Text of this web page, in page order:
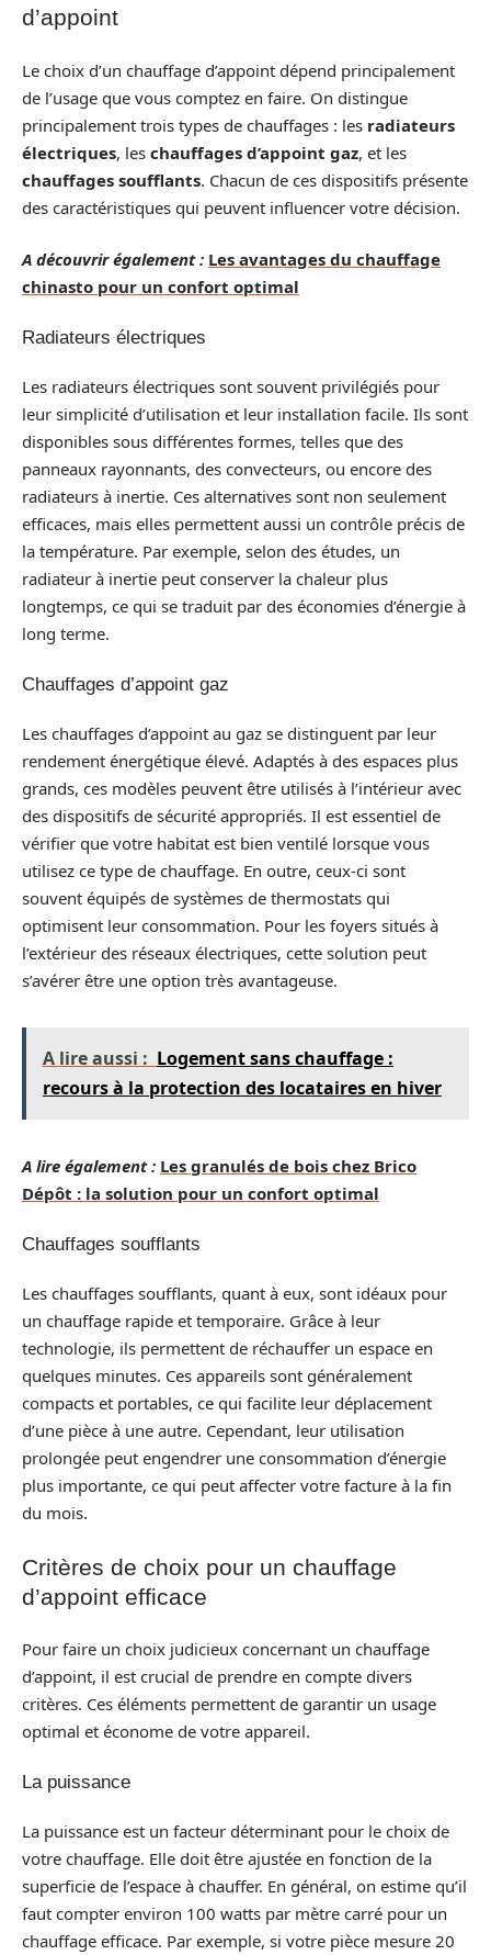
d’appoint
Le choix d’un chauffage d’appoint dépend principalement
de l’usage que vous comptez en faire. On distingue
principalement trois types de chauffages : les radiateurs
électriques, les chauffages d’appoint gaz, et les
chauffages soufflants. Chacun de ces dispositifs présente
des caractéristiques qui peuvent influencer votre décision.
A découvrir également : Les avantages du chauffage
chinasto pour un confort optimal
Radiateurs électriques
Les radiateurs électriques sont souvent privilégiés pour
leur simplicité d’utilisation et leur installation facile. Ils sont
disponibles sous différentes formes, telles que des
panneaux rayonnants, des convecteurs, ou encore des
radiateurs à inertie. Ces alternatives sont non seulement
efficaces, mais elles permettent aussi un contrôle précis de
la température. Par exemple, selon des études, un
radiateur à inertie peut conserver la chaleur plus
longtemps, ce qui se traduit par des économies d’énergie à
long terme.
Chauffages d’appoint gaz
Les chauffages d’appoint au gaz se distinguent par leur
rendement énergétique élevé. Adaptés à des espaces plus
grands, ces modèles peuvent être utilisés à l’intérieur avec
des dispositifs de sécurité appropriés. Il est essentiel de
vérifier que votre habitat est bien ventilé lorsque vous
utilisez ce type de chauffage. En outre, ceux-ci sont
souvent équipés de systèmes de thermostats qui
optimisent leur consommation. Pour les foyers situés à
l’extérieur des réseaux électriques, cette solution peut
s’avérer être une option très avantageuse.
A lire aussi : Logement sans chauffage :
recours à la protection des locataires en hiver
A lire également : Les granulés de bois chez Brico
Dépôt : la solution pour un confort optimal
Chauffages soufflants
Les chauffages soufflants, quant à eux, sont idéaux pour
un chauffage rapide et temporaire. Grâce à leur
technologie, ils permettent de réchauffer un espace en
quelques minutes. Ces appareils sont généralement
compacts et portables, ce qui facilite leur déplacement
d’une pièce à une autre. Cependant, leur utilisation
prolongée peut engendrer une consommation d’énergie
plus importante, ce qui peut affecter votre facture à la fin
du mois.
Critères de choix pour un chauffage
d’appoint efficace
Pour faire un choix judicieux concernant un chauffage
d’appoint, il est crucial de prendre en compte divers
critères. Ces éléments permettent de garantir un usage
optimal et économe de votre appareil.
La puissance
La puissance est un facteur déterminant pour le choix de
votre chauffage. Elle doit être ajustée en fonction de la
superficie de l’espace à chauffer. En général, on estime qu’il
faut compter environ 100 watts par mètre carré pour un
chauffage efficace. Par exemple, si votre pièce mesure 20